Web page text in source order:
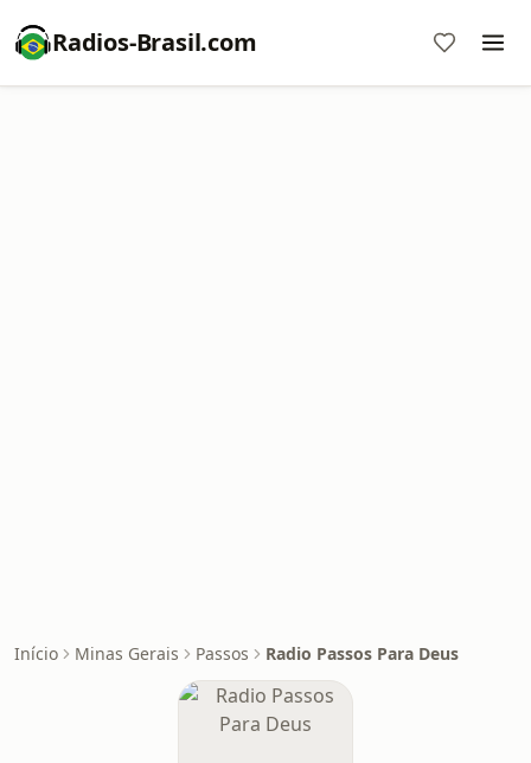
Radios-Brasil.com
Início Minas Gerais Passos Radio Passos Para Deus